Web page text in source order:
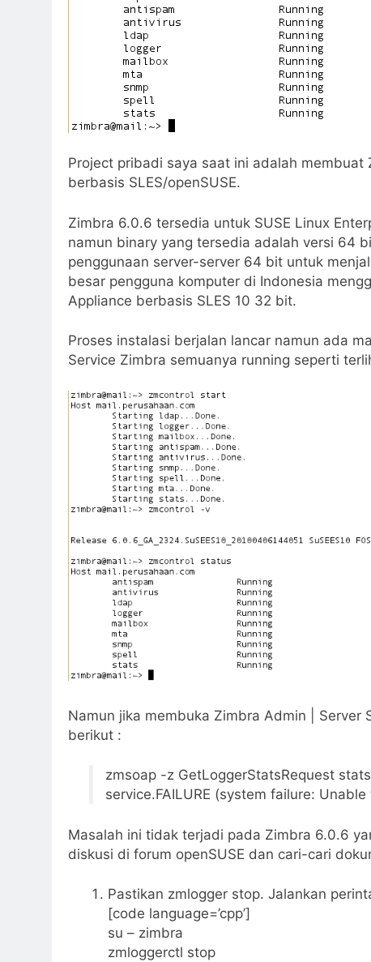
Project pribadi saya saat ini adalah
berbasis SLES/openSUSE.
Zimbra 6.0.6 tersedia untuk SUSE Linux
namun binary yang tersedia adalah versi 64
penggunaan server-server 64 bit untuk
besar pengguna komputer di Indonesia
Appliance berbasis SLES 10 32 bit.
Proses instalasi berjalan lancar namun ada
Service Zimbra semuanya running seperti
Namun jika membuka Zimbra Admin |
berikut :
zmsoap -z GetLoggerStatsRequest
service.FAILURE (system failure:
Masalah ini tidak terjadi pada Zimbra 6.0.6
diskusi di forum openSUSE dan cari-cari
Pastikan zmlogger stop. Jalankan
[code language=’cpp’]
su – zimbra
zmloggerctl stop